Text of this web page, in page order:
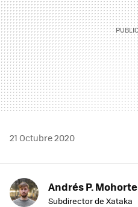
21 Octubre 2020
Andrés P. Mohorte
Subdirector de Xataka